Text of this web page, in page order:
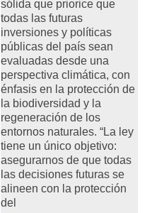
sólida que priorice que
todas las futuras
inversiones y políticas
públicas del país sean
evaluadas desde una
perspectiva climática, con
énfasis en la protección de
la biodiversidad y la
regeneración de los
entornos naturales. “La ley
tiene un único objetivo:
asegurarnos de que todas
las decisiones futuras se
alineen con la protección
del